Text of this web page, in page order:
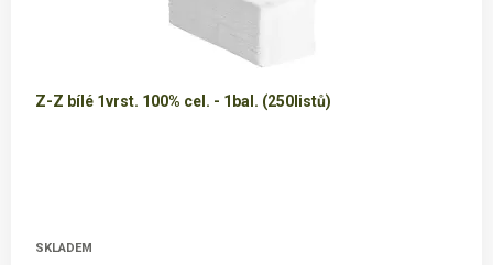
Z-Z bílé 1vrst. 100% cel. - 1bal. (250listů)
SKLADEM